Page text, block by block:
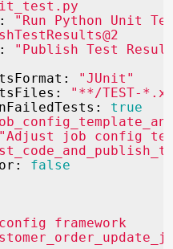
"Run Python Unit
"Publish Test
"JUnit"
"**/TEST-
true
"Adjust job config
false
framework